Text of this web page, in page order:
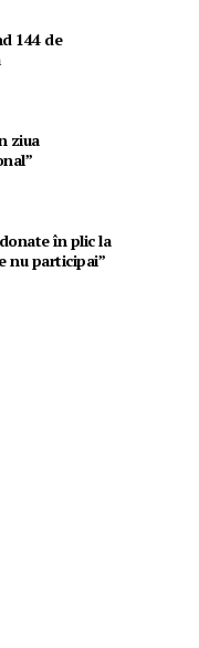
144 de
ziua
în plic la
nu participai”